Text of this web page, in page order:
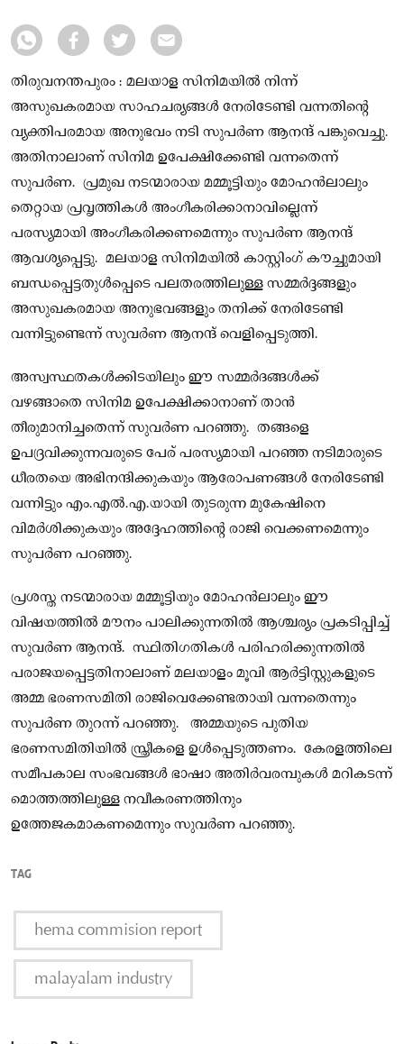
തിരുവനന്തപുരം : മലയാള സിനിമയിൽ നിന്ന്
അസുഖകരമായ സാഹചര്യങ്ങൾ നേരിടേണ്ടി വന്നതിൻ്റെ
വ്യക്തിപരമായ അനുഭവം നടി സുപർണ ആനന്ദ് പങ്കുവെച്ചു.
അതിനാലാണ് സിനിമ ഉപേക്ഷിക്കേണ്ടി വന്നതെന്ന്
സുപർണ. പ്രമുഖ നടന്മാരായ മമ്മൂട്ടിയും മോഹൻലാലും
തെറ്റായ പ്രവൃത്തികൾ അംഗീകരിക്കാനാവില്ലെന്ന്
പരസ്യമായി അംഗീകരിക്കണമെന്നും സുപർണ ആനന്ദ്
ആവശ്യപ്പെട്ടു. മലയാള സിനിമയിൽ കാസ്റ്റിംഗ് കൗച്ചുമായി
ബന്ധപ്പെട്ടതുൾപ്പെടെ പലതരത്തിലുള്ള സമ്മർദ്ദങ്ങളും
അസുഖകരമായ അനുഭവങ്ങളും തനിക്ക് നേരിടേണ്ടി
വന്നിട്ടുണ്ടെന്ന് സുവർണ ആനന്ദ് വെളിപ്പെടുത്തി.
അസ്വസ്ഥതകൾക്കിടയിലും ഈ സമ്മർദങ്ങൾക്ക്
വഴങ്ങാതെ സിനിമ ഉപേക്ഷിക്കാനാണ് താൻ
തീരുമാനിച്ചതെന്ന് സുവർണ പറഞ്ഞു. തങ്ങളെ
ഉപദ്രവിക്കുന്നവരുടെ പേര് പരസ്യമായി പറഞ്ഞ നടിമാരുടെ
ധീരതയെ അഭിനന്ദിക്കുകയും ആരോപണങ്ങൾ നേരിടേണ്ടി
വന്നിട്ടും എം.എൽ.എ.യായി തുടരുന്ന മുകേഷിനെ
വിമർശിക്കുകയും അദ്ദേഹത്തിൻ്റെ രാജി വെക്കണമെന്നും
സുപർണ പറഞ്ഞു.
പ്രശസ്ത നടന്മാരായ മമ്മൂട്ടിയും മോഹൻലാലും ഈ
വിഷയത്തിൽ മൗനം പാലിക്കുന്നതിൽ ആശ്ചര്യം പ്രകടിപ്പിച്ച്
സുവർണ ആനന്ദ്. സ്ഥിതിഗതികൾ പരിഹരിക്കുന്നതിൽ
പരാജയപ്പെട്ടതിനാലാണ് മലയാളം മൂവി ആർട്ടിസ്റ്റുകളുടെ
അമ്മ ഭരണസമിതി രാജിവെക്കേണ്ടതായി വന്നതെന്നും
സുപർണ തുറന്ന് പറഞ്ഞു. അമ്മയുടെ പുതിയ
ഭരണസമിതിയിൽ സ്ത്രീകളെ ഉൾപ്പെടുത്തണം. കേരളത്തിലെ
സമീപകാല സംഭവങ്ങൾ ഭാഷാ അതിർവരമ്പുകൾ മറികടന്ന്
മൊത്തത്തിലുള്ള നവീകരണത്തിനും
ഉത്തേജകമാകണമെന്നും സുവർണ പറഞ്ഞു.
TAG
hema commision report
malayalam industry